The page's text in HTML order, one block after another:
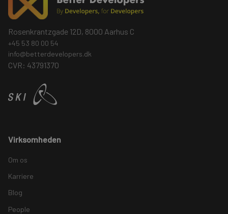
Rosenkrantzgade 12D, 8000 Aarhus C
+45 53 80 00 54
info@betterdevelopers.dk
CVR: 43791370
Virksomheden
Om os
Karriere
Blog
People